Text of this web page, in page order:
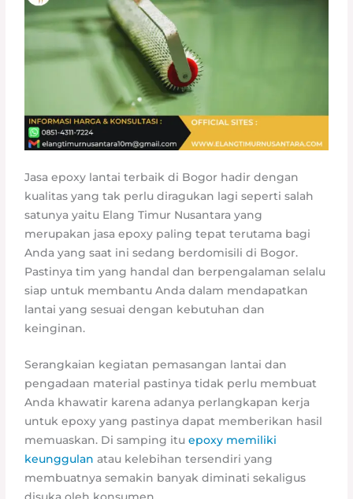
Jasa epoxy lantai terbaik di Bogor hadir dengan
kualitas yang tak perlu diragukan lagi seperti salah
satunya yaitu Elang Timur Nusantara yang
merupakan jasa epoxy paling tepat terutama bagi
Anda yang saat ini sedang berdomisili di Bogor.
Pastinya tim yang handal dan berpengalaman selalu
siap untuk membantu Anda dalam mendapatkan
lantai yang sesuai dengan kebutuhan dan
keinginan.
Serangkaian kegiatan pemasangan lantai dan
pengadaan material pastinya tidak perlu membuat
Anda khawatir karena adanya perlangkapan kerja
untuk epoxy yang pastinya dapat memberikan hasil
memuaskan. Di samping ituepoxy memiliki
keunggulan atau kelebihan tersendiri yang
membuatnya semakin banyak diminati sekaligus